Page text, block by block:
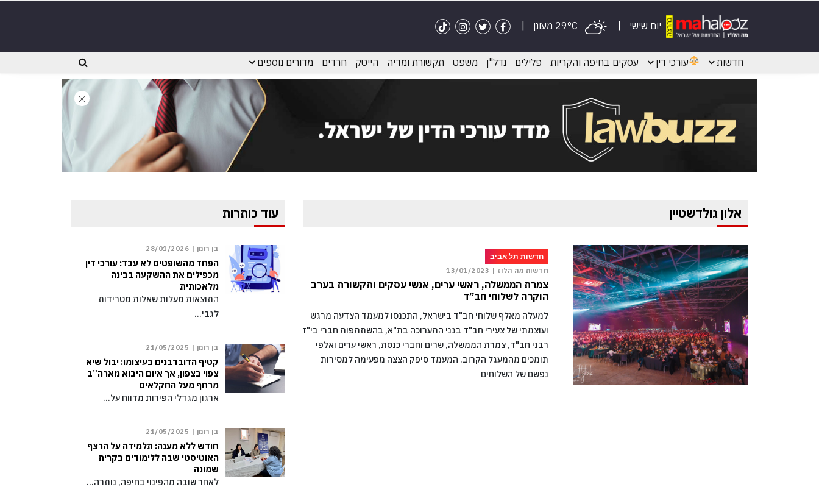
יום שישי
חדשות עורכי דין עסקים בחיפה והקריות פלילים נדל"ן משפט תקשורת ומדיה הייטק חרדים מדורים נוספים
אלון גולדשטיין
חדשות תל אביב
חדשות מה הלוז | 13/01/2023
צמרת הממשלה, ראשי ערים, אנשי עסקים ותקשורת בערב
הוקרה לשלוחי חב”ד
למעלה מאלף שלוחי חב"ד בישראל, התכנסו למעמד הצדעה מרגש
ועוצמתי של צעירי חב"ד בגני התערוכה בת"א, בהשתתפות חברי בי"ד
רבני חב"ד, צמרת הממשלה, שרים וחברי כנסת, ראשי ערים ואלפי
תומכים מהמעגל הקרוב. המעמד סיפק הצצה מפעימה למסירות
נפשם של השלוחים
עוד כותרות
בן רומן | 28/01/2026
הפחד מהשופטים לא עבד: עורכי דין
מכפילים את ההשקעה בבינה
מלאכותית
התוצאות מעלות שאלות מטרידות
לגבי…
בן רומן | 21/05/2025
קטיף הדובדבנים בעיצומו: יבול שיא
צפוי בצפון, אך איום היבוא מארה”ב
מרחף מעל החקלאים
ארגון מגדלי הפירות מדווח על…
בן רומן | 21/05/2025
חודש ללא מענה: תלמידה על הרצף
האוטיסטי שבה ללימודים בקרית
שמונה
לאחר שובה מהפינוי בחיפה, נותרה…